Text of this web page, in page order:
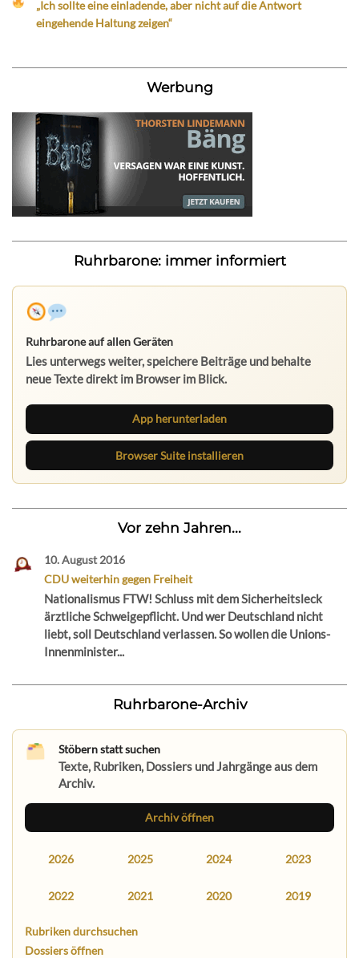
„Ich sollte eine einladende, aber nicht auf die Antwort
eingehende Haltung zeigen“
Werbung
Ruhrbarone: immer informiert
Ruhrbarone auf allen Geräten
Lies unterwegs weiter, speichere Beiträge und behalte
neue Texte direkt im Browser im Blick.
App herunterladen
Browser Suite installieren
Vor zehn Jahren...
10. August 2016
CDU weiterhin gegen Freiheit
Nationalismus FTW! Schluss mit dem Sicherheitsleck
ärztliche Schweigepflicht. Und wer Deutschland nicht
liebt, soll Deutschland verlassen. So wollen die Unions-
Innenminister...
Ruhrbarone-Archiv
Stöbern statt suchen
Texte, Rubriken, Dossiers und Jahrgänge aus dem
Archiv.
Archiv öffnen
2026 2025 2024 2023
2022 2021 2020 2019
Rubriken durchsuchen
Dossiers öffnen